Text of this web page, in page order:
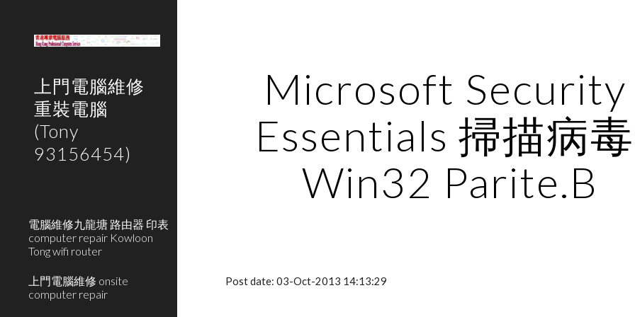
上門電腦維修
重裝電腦
(Tony
93156454)
電腦維修九龍塘 路由器 印表
computer repair Kowloon
Tong wifi router
上門電腦維修 onsite
computer repair
Microsoft Security
Essentials 掃描病毒
Win32 Parite.B
Post date: 03-Oct-2013 14:13:29